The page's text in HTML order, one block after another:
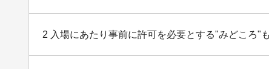
2 入場にあたり事前に許可を必要とする"みどころ"